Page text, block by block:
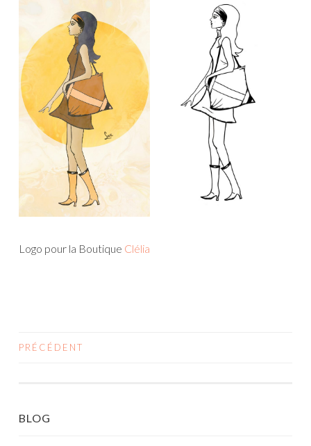
Logo pour la Boutique Clélia
NAVIGATION
ARTICLES
PRÉCÉDENT
BLOG